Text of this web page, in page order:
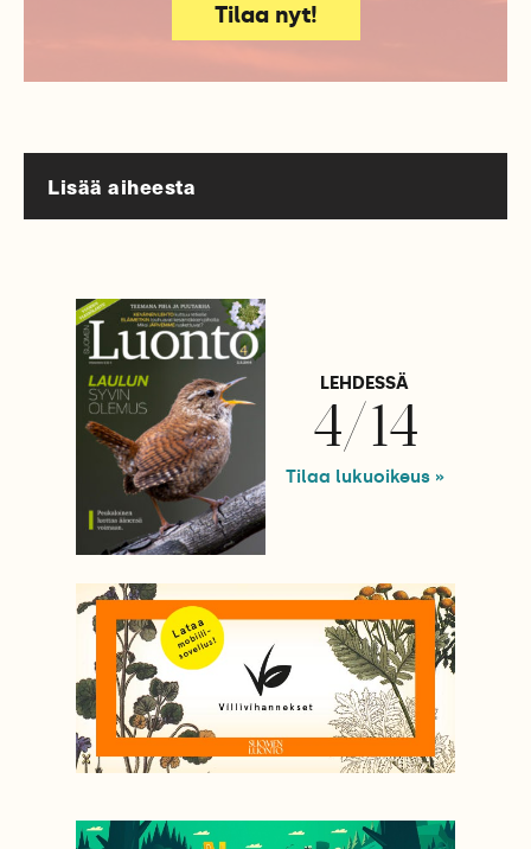
Tilaa nyt!
Lisää aiheesta
LEHDESSÄ
4/14
Tilaa lukuoikeus »